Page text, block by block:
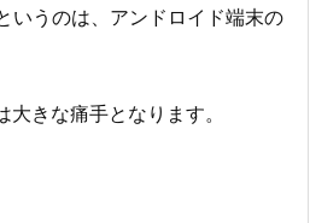
いうのは、アンドロイド端末の
きな痛手となります。